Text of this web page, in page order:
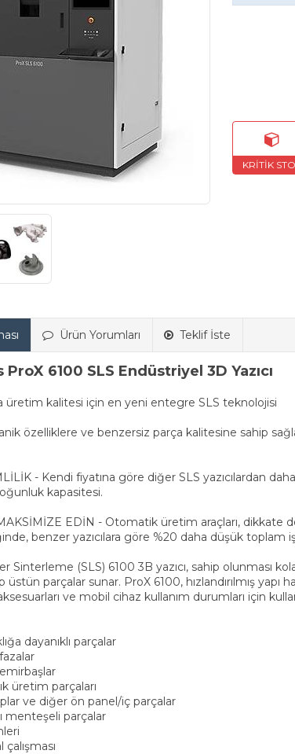
Ürün Yorumları Teklif İste
6100 SLS Endüstriyel 3D Yazıcı
üretim kalitesi için en yeni entegre SLS teknolojisi
özelliklere ve benzersiz parça kalitesine sahip
- Kendi fiyatına göre diğer SLS yazıcılardan
kapasitesi.
EDİN - Otomatik üretim araçları, dikkate
benzer yazıcılara göre %20 daha düşük toplam
Sinterleme (SLS) 6100 3B yazıcı, sahip olunması
parçalar sunar. ProX 6100, hızlandırılmış
ve mobil cihaz kullanım durumları için
dayanıklı parçalar
üretim parçaları
ve diğer ön panel/iç parçalar
menteşeli parçalar